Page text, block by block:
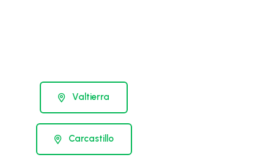
Valtierra
Carcastillo